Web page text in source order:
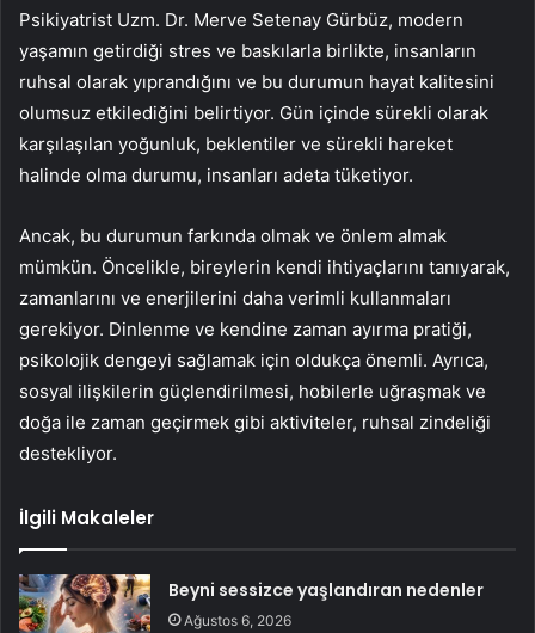
Psikiyatrist Uzm. Dr. Merve Setenay Gürbüz, modern
yaşamın getirdiği stres ve baskılarla birlikte, insanların
ruhsal olarak yıprandığını ve bu durumun hayat kalitesini
olumsuz etkilediğini belirtiyor. Gün içinde sürekli olarak
karşılaşılan yoğunluk, beklentiler ve sürekli hareket
halinde olma durumu, insanları adeta tüketiyor.
Ancak, bu durumun farkında olmak ve önlem almak
mümkün. Öncelikle, bireylerin kendi ihtiyaçlarını tanıyarak,
zamanlarını ve enerjilerini daha verimli kullanmaları
gerekiyor. Dinlenme ve kendine zaman ayırma pratiği,
psikolojik dengeyi sağlamak için oldukça önemli. Ayrıca,
sosyal ilişkilerin güçlendirilmesi, hobilerle uğraşmak ve
doğa ile zaman geçirmek gibi aktiviteler, ruhsal zindeliği
destekliyor.
İlgili Makaleler
Beyni sessizce yaşlandıran nedenler
Ağustos 6, 2026